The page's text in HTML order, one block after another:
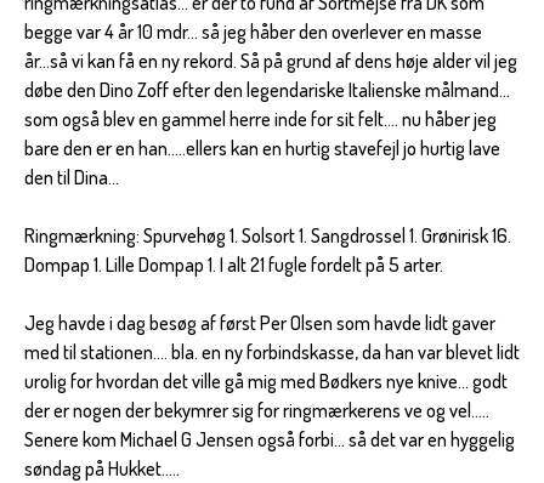
begge var 4 år 10 mdr... så jeg håber den overlever en masse
år...så vi kan få en ny rekord. Så på grund af dens høje alder vil jeg
døbe den Dino Zoff efter den legendariske Italienske målmand...
som også blev en gammel herre inde for sit felt.... nu håber jeg
bare den er en han.....ellers kan en hurtig stavefejl jo hurtig lave
den til Dina...
Ringmærkning: Spurvehøg 1. Solsort 1. Sangdrossel 1. Grønirisk 16.
Dompap 1. Lille Dompap 1. I alt 21 fugle fordelt på 5 arter.
Jeg havde i dag besøg af først Per Olsen som havde lidt gaver
med til stationen.... bla. en ny forbindskasse, da han var blevet lidt
urolig for hvordan det ville gå mig med Bødkers nye knive... godt
der er nogen der bekymrer sig for ringmærkerens ve og vel.....
Senere kom Michael G Jensen også forbi... så det var en hyggelig
søndag på Hukket.....